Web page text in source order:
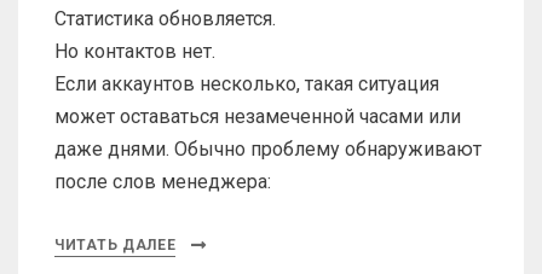
Статистика обновляется.
Но контактов нет.
Если аккаунтов несколько, такая ситуация
может оставаться незамеченной часами или
даже днями. Обычно проблему обнаруживают
после слов менеджера:
ЧИТАТЬ ДАЛЕЕ